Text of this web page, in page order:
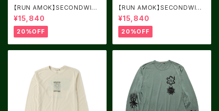
【RUN AMOK】SECONDWIN
D 3.0 SLATE GREEN 2
¥15,840
20%OFF
【RUN AMOK】SECONDWIN
D 3.0 FOSSIL
¥15,840
20%OFF